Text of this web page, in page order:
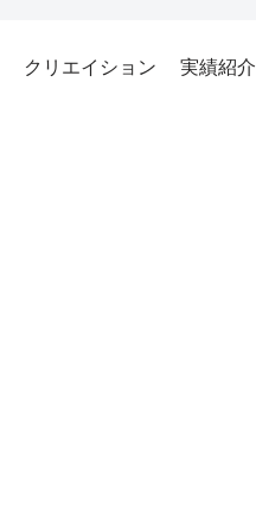
クリエイション 実績紹介